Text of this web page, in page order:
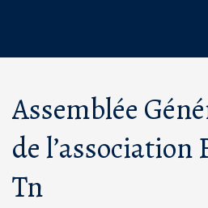
Assemblée
de
Tn